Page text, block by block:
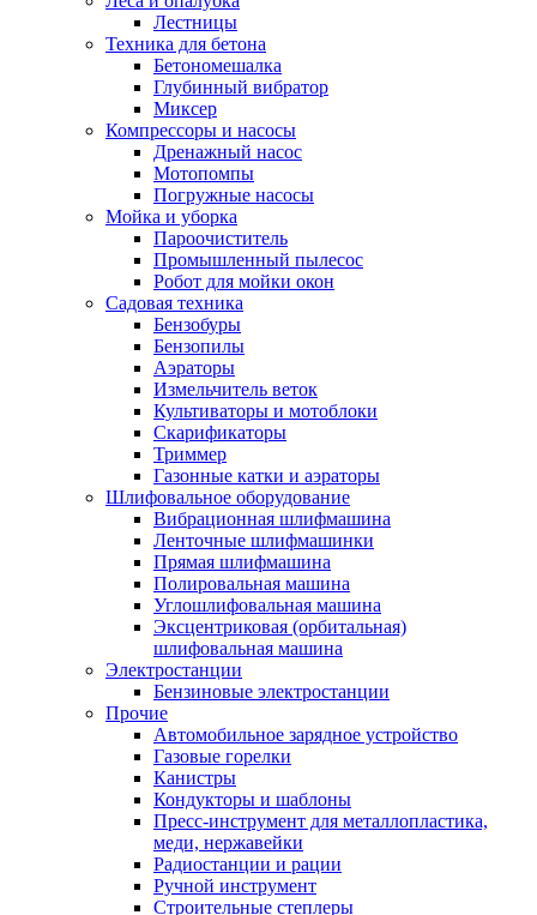
Лестницы
Техника для бетона
Бетономешалка
Глубинный вибратор
Миксер
Компрессоры и насосы
Дренажный насос
Мотопомпы
Погружные насосы
Мойка и уборка
Пароочиститель
Промышленный пылесос
Робот для мойки окон
Садовая техника
Бензобуры
Бензопилы
Аэраторы
Измельчитель веток
Культиваторы и мотоблоки
Скарификаторы
Триммер
Газонные катки и аэраторы
Шлифовальное оборудование
Вибрационная шлифмашина
Ленточные шлифмашинки
Прямая шлифмашина
Полировальная машина
Углошлифовальная машина
Эксцентриковая (орбитальная)
шлифовальная машина
Электростанции
Бензиновые электростанции
Прочие
Автомобильное зарядное устройство
Газовые горелки
Канистры
Кондукторы и шаблоны
Пресс-инструмент для металлопластика,
меди, нержавейки
Радиостанции и рации
Ручной инструмент
Строительные степлеры